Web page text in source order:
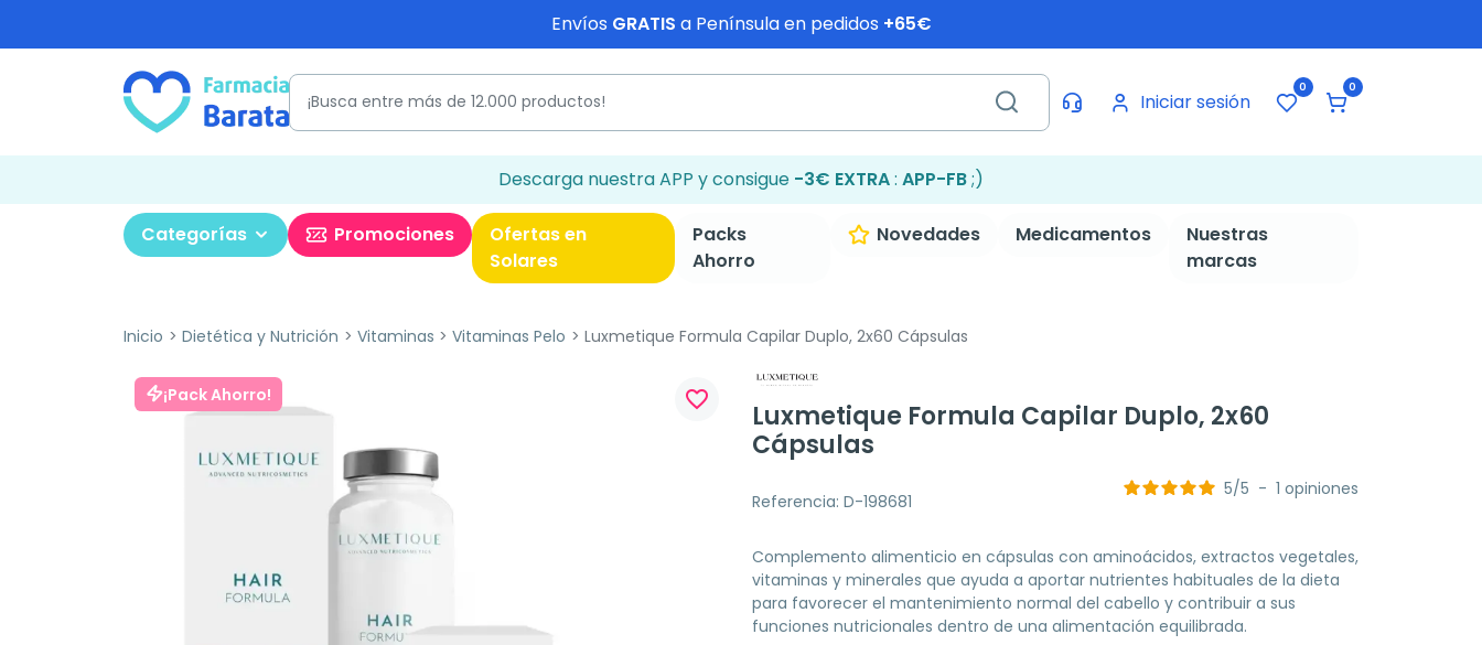
Envíos GRATIS a Península en pedidos +65€
Iniciar sesión
0 0
Descarga nuestra APP y consigue -3€ EXTRA: APP-FB;)
Categorías Promociones
Ofertas en
Solares
Packs
Ahorro
Novedades Medicamentos
Nuestras
marcas
Inicio Dietética y Nutrición Vitaminas Vitaminas Pelo Luxmetique Formula Capilar Duplo, 2x60 Cápsulas
¡Pack Ahorro! favorite_border
Luxmetique Formula Capilar Duplo, 2x60
Cápsulas
Referencia: D-198681
5/5 - 1 opiniones
Complemento alimenticio en cápsulas con aminoácidos, extractos vegetales,
vitaminas y minerales que ayuda a aportar nutrientes habituales de la dieta
para favorecer el mantenimiento normal del cabello y contribuir a sus
funciones nutricionales dentro de una alimentación equilibrada.